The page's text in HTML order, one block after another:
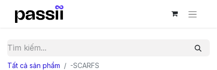
Tất cả sản phẩm -SCARFS